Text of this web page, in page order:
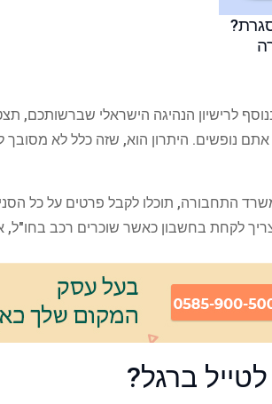
לרישיון הנהיגה הישראלי שברשותכם,
נופשים. היתרון הוא, שזה כלל לא מסובך
התחבורה, תוכלו לקבל פרטים על כל
לקחת בחשבון כאשר שוכרים רכב בחו"ל, אם
ברגל?